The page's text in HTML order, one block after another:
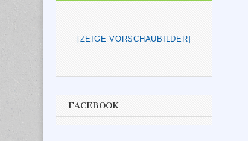
[ZEIGE VORSCHAUBILDER]
FACEBOOK